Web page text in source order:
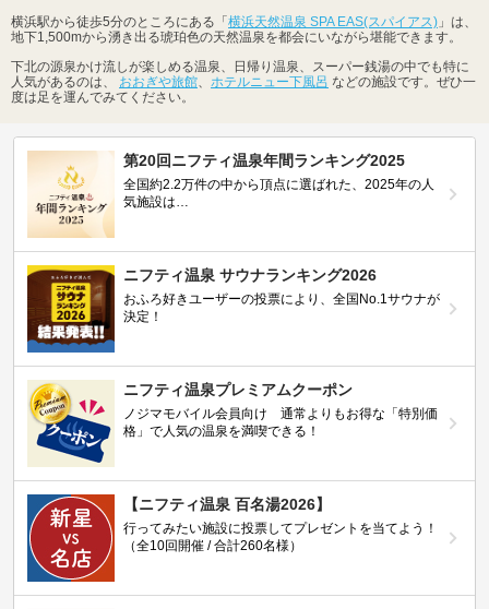
横浜駅から徒歩5分のところにある「横浜天然温泉 SPA EAS(スパイアス) 」は、
地下1,500mから湧き出る琥珀色の天然温泉を都会にいながら堪能できます。
下北の源泉かけ流しが楽しめる温泉、日帰り温泉、スーパー銭湯の中でも特に
人気があるのは、 おおぎや旅館、 ホテルニュー下風呂 などの施設です。ぜひ一
度は足を運んでみてください。
第20回ニフティ温泉年間ランキング2025
全国約2.2万件の中から頂点に選ばれた、2025年の人
気施設は…
ニフティ温泉 サウナランキング2026
おふろ好きユーザーの投票により、全国No.1サウナが
決定！
ニフティ温泉プレミアムクーポン
ノジマモバイル会員向け 通常よりもお得な「特別価
格」で人気の温泉を満喫できる！
【ニフティ温泉 百名湯2026】
行ってみたい施設に投票してプレゼントを当てよう！
（全10回開催 / 合計260名様）